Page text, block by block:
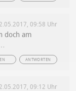
09:58 Uhr
doch am
ANTWORTEN
09:12 Uhr